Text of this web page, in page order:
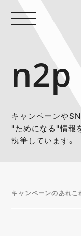
キャンペーンや
"ためになる"情報
執筆しています。
キャンペーンのあれこ